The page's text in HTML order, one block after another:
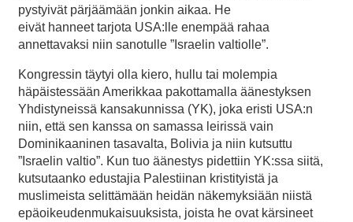
pystyivät pärjäämään jonkin aikaa. He
eivät hanneet tarjota USA:lle enempää rahaa
annettavaksi niin sanotulle ”Israelin valtiolle”.
Kongressin täytyi olla kiero, hullu tai molempia
häpäistessään Amerikkaa pakottamalla äänestyksen
Yhdistyneissä kansakunnissa (YK), joka eristi USA:n
niin, että sen kanssa on samassa leirissä vain
Dominikaaninen tasavalta, Bolivia ja niin kutsuttu
”Israelin valtio”. Kun tuo äänestys pidettiin YK:ssa siitä,
kutsutaanko edustajia Palestiinan kristityistä ja
muslimeista selittämään heidän näkemyksiään niistä
epäoikeudenmukaisuuksista, joista he ovat kärsineet